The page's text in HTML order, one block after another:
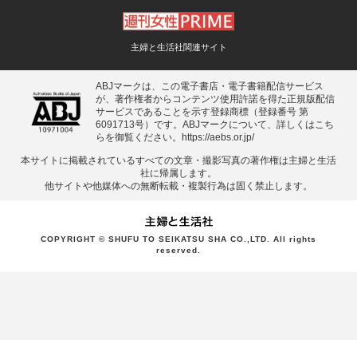
主婦と生活社関連サイト
ABJマークは、この電子書店・電子書籍配信サービス
が、著作権者からコンテンツ使用許諾を得た正規版配信
サービスであることを示す登録商標（登録番号 第
6091713号）です。ABJマークについて、詳しくはこち
らを御覧ください。
https://aebs.or.jp/
本サイトに掲載されているすべての⽂章・撮影写真の著作権は主婦と⽣活
社に帰属します。
他サイトや他媒体への無断転載・複製⾏為は固く禁⽌します。
COPYRIGHT © SHUFU TO SEIKATSU SHA CO.,LTD. All rights
reserved.